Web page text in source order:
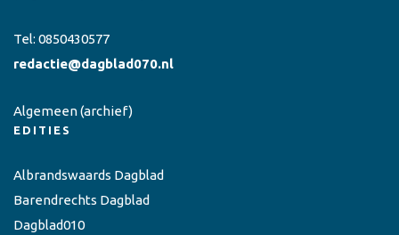
Tel: 0850430577
redactie@dagblad070.nl
Algemeen(archief)
EDITIES
Albrandswaards Dagblad
Barendrechts Dagblad
Dagblad010